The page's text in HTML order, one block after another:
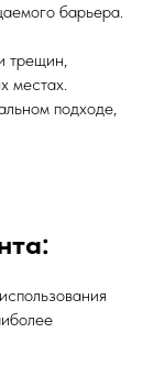
барьера.
трещин,
местах.
подходе,